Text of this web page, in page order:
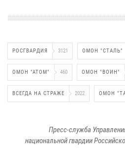
РОСГВАРДИЯ 3121 ОМОН "СТАЛЬ"
ОМОН "АТОМ" 460 ОМОН "ВОИН"
ВСЕГДА НА СТРАЖЕ 2022 ОМОН
Пресс-служба
национальной гвардии